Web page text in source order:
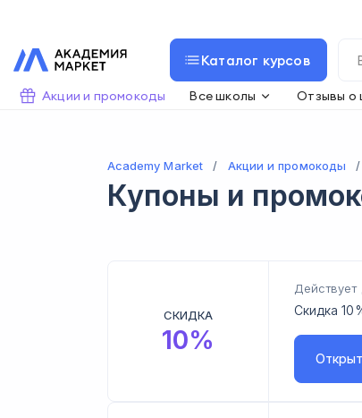
Каталог курсов
Акции и промокоды Все школы Отзывы о
Academy Market Акции и промокоды
Купоны и
СКИДКА
10%
Действует
Скидка